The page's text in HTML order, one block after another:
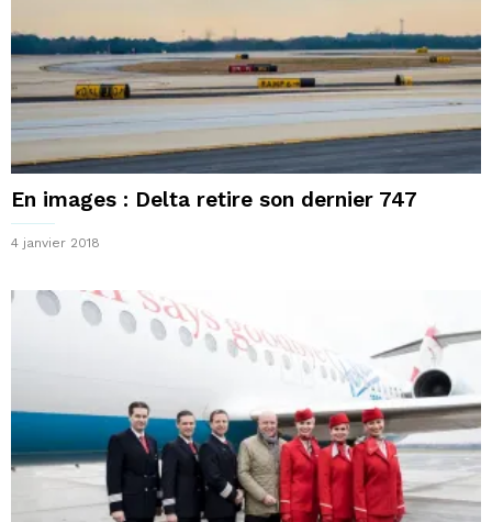
En images : Delta retire son dernier 747
4 janvier 2018